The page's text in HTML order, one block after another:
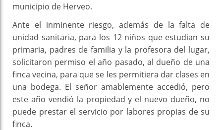
municipio de Herveo.
Ante el inminente riesgo, además de la falta de
unidad sanitaria, para los 12 niños que estudian su
primaria, padres de familia y la profesora del lugar,
solicitaron permiso el año pasado, al dueño de una
finca vecina, para que se les permitiera dar clases en
una bodega. El señor amablemente accedió, pero
este año vendió la propiedad y el nuevo dueño, no
puede prestar el servicio por labores propias de su
finca.